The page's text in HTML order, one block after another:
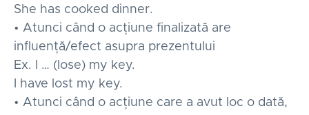
She has cooked dinner.
• Atunci când o acțiune finalizată are
influență/efect asupra prezentului
Ex. I … (lose) my key.
I have lost my key.
• Atunci când o acțiune care a avut loc o dată,